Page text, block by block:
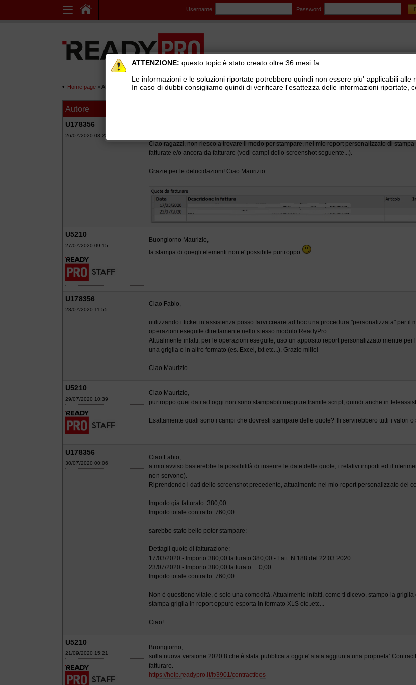
Username: Password:
Home page > AREE DI SUPPORTO TECNICO GRATUITO>Gestionale Ready Pro>Assistenze, Cantieri e Contratti
Autore
U178356
26/07/2020 03:28
Ciao ragazzi, non riesco a trovare il modo per stampare, nel mio report personalizzato di
fatturate e/o ancora da fatturare (vedi campi dello screenshot seguente...).
Grazie per le delucidazioni! Ciao Maurizio
U5210
27/07/2020 09:15
Buongiorno Maurizio,
la stampa di quegli elementi non e' possibile purtroppo
U178356
28/07/2020 11:55
Ciao Fabio,
utilizzando i ticket in assistenza posso farvi creare ad hoc una procedura "personalizzata" per il
operazioni eseguite direttamente nello stesso modulo ReadyPro...
Attualmente infatti, per le operazioni eseguite, uso un apposito report personalizzato mentre
una griglia o in altro formato (es. Excel, txt etc...). Grazie mille!
Ciao Maurizio
U5210
29/07/2020 10:39
Ciao Maurizio,
purtroppo quei dati ad oggi non sono stampabili neppure tramite script, quindi anche in
Esattamente quali sono i campi che dovresti stampare delle quote? Ti servirebbero tutti i valori
U178356
30/07/2020 00:06
Ciao Fabio,
a mio avviso basterebbe la possibilità di inserire le date delle quote, i relativi importi ed il
non servono).
Riprendendo i dati dello screenshot precedente, attualmente nel mio report personalizzato del
Importo già fatturato: 380,00
Importo totale contratto: 760,00
sarebbe stato bello poter stampare:
Dettagli quote di fatturazione:
17/03/2020 - Importo 380,00 fatturato 380,00 - Fatt. N.188 del 22.03.2020
23/07/2020 - Importo 380,00 fatturato 0,00
Importo totale contratto: 760,00
Non è questione vitale, è solo una comodità. Attualmente infatti, come ti dicevo, stampo la
stampa griglia in report oppure esporta in formato XLS etc..etc...
Ciao!
U5210
21/09/2020 15:21
Buongiorno,
sulla nuova versione 2020.8 che è stata pubblicata oggi e' stata aggiunta una proprieta'
fatturare.
https://help.readypro.it/it/3901/contractfees
ATTENZIONE: questo topic è stato creato oltre 36 mesi fa.
Le informazioni e le soluzioni riportate potrebbero quindi non essere piu' applicabili alle
In caso di dubbi consigliamo quindi di verificare l'esattezza delle informazioni riportate,